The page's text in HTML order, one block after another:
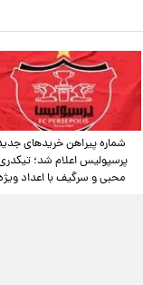
شماره پیراهن خریدهای
پرسپولیس اعلام شد؛
محبی و سرگیف با اعداد